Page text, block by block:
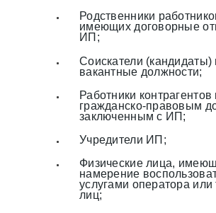
Родственники
имеющих договорные
ИП;
Соискатели (кандидаты)
вакантные должности;
Работники контрагентов
гражданско-правовым
заключенным с ИП;
Учредители ИП;
Физические лица,
намерение
услугами оператора или
лиц;